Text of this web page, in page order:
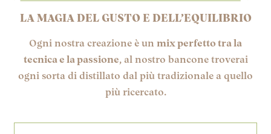
LA MAGIA DEL GUSTO E DELL’EQUILIBRIO
Ogni nostra creazione è un mix perfetto tra la
tecnica e la passione, al nostro bancone troverai
ogni sorta di distillato dal più tradizionale a quello
più ricercato.